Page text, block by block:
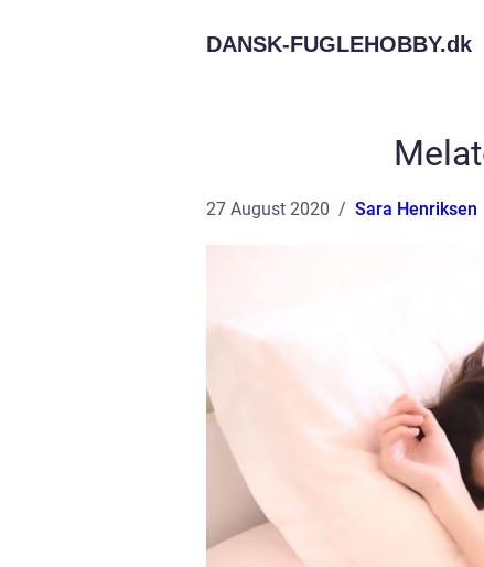
DANSK-FUGLEHOBBY.dk
27 August 2020 Sara Henriksen